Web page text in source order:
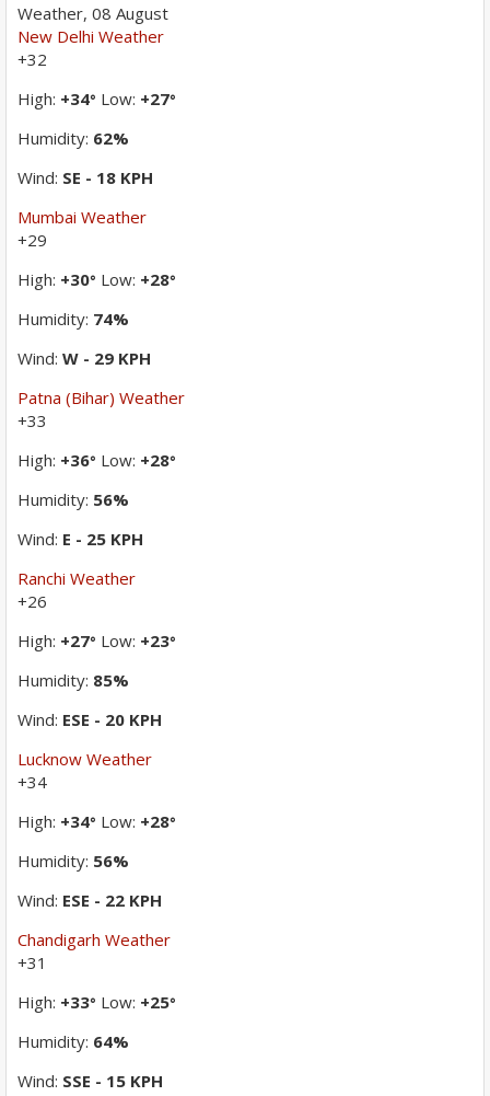
Weather, 08 August
New Delhi Weather
+32
High: +34° Low: +27°
Humidity: 62%
Wind: SE - 18 KPH
Mumbai Weather
+29
High: +30° Low: +28°
Humidity: 74%
Wind: W - 29 KPH
Patna (Bihar) Weather
+33
High: +36° Low: +28°
Humidity: 56%
Wind: E - 25 KPH
Ranchi Weather
+26
High: +27° Low: +23°
Humidity: 85%
Wind: ESE - 20 KPH
Lucknow Weather
+34
High: +34° Low: +28°
Humidity: 56%
Wind: ESE - 22 KPH
Chandigarh Weather
+31
High: +33° Low: +25°
Humidity: 64%
Wind: SSE - 15 KPH